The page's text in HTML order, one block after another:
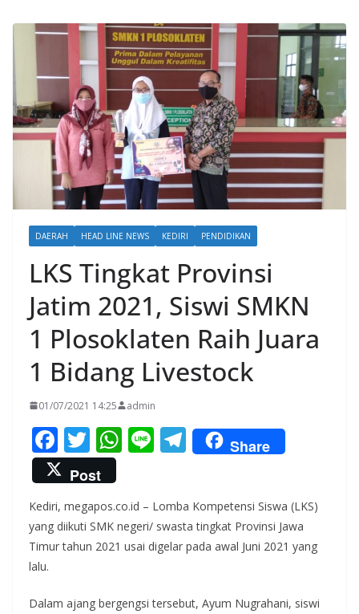
DAERAH HEAD LINE NEWS KEDIRI PENDIDIKAN
LKS Tingkat Provinsi
Jatim 2021, Siswi SMKN
1 Plosoklaten Raih Juara
1 Bidang Livestock
01/07/2021 14:25 admin
F
ac
e
b
o
k
T
w
itt
er
W
s
A
p
Li T
el
gr
a
Share
Post
Kediri, megapos.co.id – Lomba Kompetensi Siswa (LKS)
yang diikuti SMK negeri/ swasta tingkat Provinsi Jawa
Timur tahun 2021 usai digelar pada awal Juni 2021 yang
lalu.
Dalam ajang bergengsi tersebut, Ayum Nugrahani, siswi